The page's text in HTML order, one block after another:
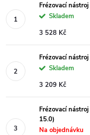
Frézovací
Skladem
3 528 Kč
Frézovací
Skladem
3 209 Kč
Frézovací
15.0)
Na objednávku